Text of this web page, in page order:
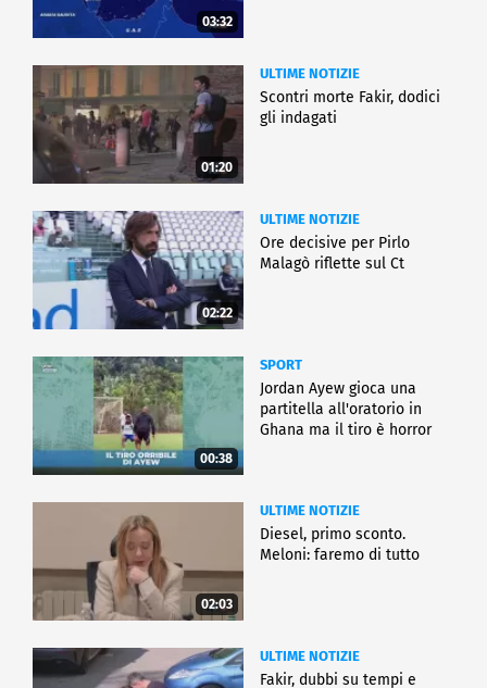
03:32
01:20
ULTIME NOTIZIE
Scontri morte Fakir, dodici
gli indagati
02:22
ULTIME NOTIZIE
Ore decisive per Pirlo
Malagò riflette sul Ct
00:38
SPORT
Jordan Ayew gioca una
partitella all'oratorio in
Ghana ma il tiro è horror
02:03
ULTIME NOTIZIE
Diesel, primo sconto.
Meloni: faremo di tutto
ULTIME NOTIZIE
Fakir, dubbi su tempi e